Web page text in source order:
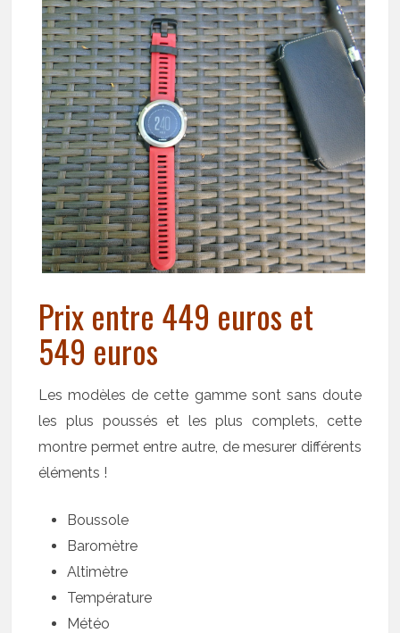
Prix entre 449 euros et
549 euros
Les modèles de cette gamme sont sans doute
les plus poussés et les plus complets, cette
montre permet entre autre, de mesurer différents
éléments !
Boussole
Baromètre
Altimètre
Température
Météo